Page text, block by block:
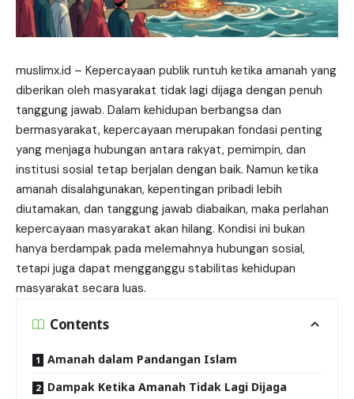
muslimx.id – Kepercayaan publik runtuh ketika amanah yang
diberikan oleh masyarakat tidak lagi dijaga dengan penuh
tanggung jawab. Dalam kehidupan berbangsa dan
bermasyarakat, kepercayaan merupakan fondasi penting
yang menjaga hubungan antara rakyat, pemimpin, dan
institusi sosial tetap berjalan dengan baik. Namun ketika
amanah disalahgunakan, kepentingan pribadi lebih
diutamakan, dan tanggung jawab diabaikan, maka perlahan
kepercayaan masyarakat akan hilang. Kondisi ini bukan
hanya berdampak pada melemahnya hubungan sosial,
tetapi juga dapat mengganggu stabilitas kehidupan
masyarakat secara luas.
Contents
Amanah dalam Pandangan Islam
Dampak Ketika Amanah Tidak Lagi Dijaga